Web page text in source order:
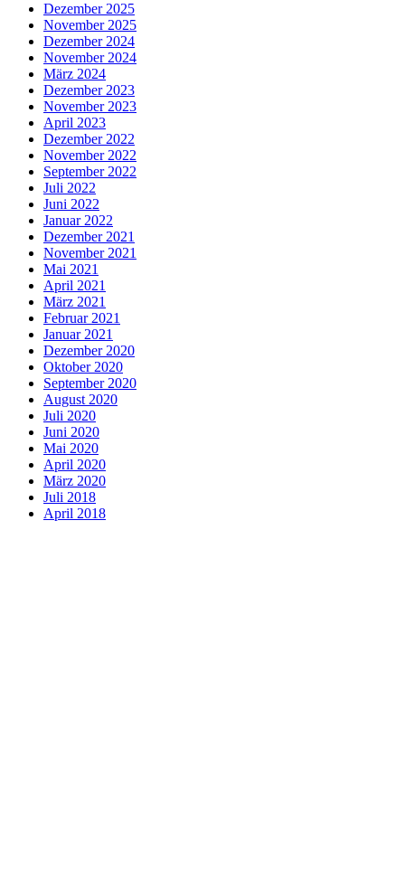
Dezember 2025
November 2025
Dezember 2024
November 2024
März 2024
Dezember 2023
November 2023
April 2023
Dezember 2022
November 2022
September 2022
Juli 2022
Juni 2022
Januar 2022
Dezember 2021
November 2021
Mai 2021
April 2021
März 2021
Februar 2021
Januar 2021
Dezember 2020
Oktober 2020
September 2020
August 2020
Juli 2020
Juni 2020
Mai 2020
April 2020
März 2020
Juli 2018
April 2018